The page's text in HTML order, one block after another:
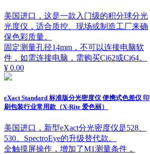
美国进口，这是一款入门级的积分球分光
光度仪，适合质控、现场或制造工厂来确
保色彩质量。
固定测量孔径14mm，不可以连接电脑软
件，如需连接电脑，需购买Ci62或Ci64。
¥ 0.00
eXact Standard 标准版分光密度仪 便携式色差仪 印
刷包装行业常用款（X-Rite 爱色丽）
美国进口，新型eXact分光密度仪是528、
530、SpectroEye的升级替代款。
全触摸屏操作，增加了M1测量条件，